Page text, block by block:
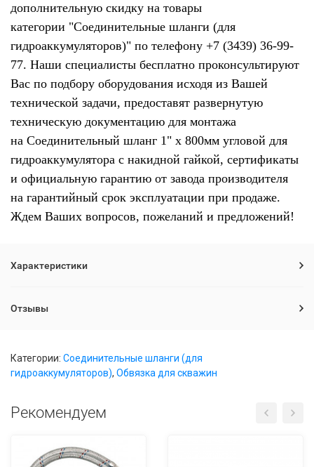
дополнительную скидку на товары
категории "Соединительные шланги (для
гидроаккумуляторов)" по телефону +7 (3439) 36-99-
77. Наши специалисты бесплатно проконсультируют
Вас по подбору оборудования исходя из Вашей
технической задачи, предоставят развернутую
техническую документацию для монтажа
на Соединительный шланг 1" х 800мм угловой для
гидроаккумулятора с накидной гайкой, сертификаты
и официальную гарантию от завода производителя
на гарантийный срок эксплуатации при продаже.
Ждем Ваших вопросов, пожеланий и предложений!
Характеристики
Отзывы
Категории: Соединительные шланги (для
гидроаккумуляторов), Обвязка для скважин
Рекомендуем